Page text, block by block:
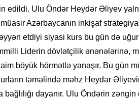
edildi. Ulu Öndər Heydər Əliyev
Azərbaycanın inkişaf
etdiyi siyasi kurs bu gün də
Liderin dövlətçilik ənənələrinə,
böyük hörmətlə yanaşır. Bu gün
təməlində məhz Heydər
dayanır. Ulu Öndərin zəngin